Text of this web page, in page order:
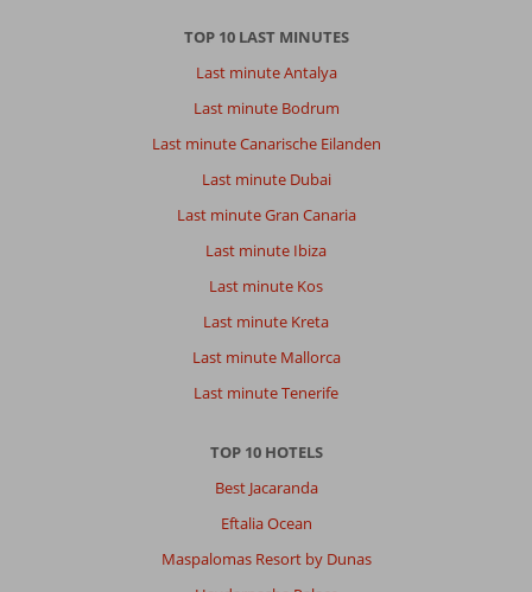
TOP 10 LAST MINUTES
Last minute Antalya
Last minute Bodrum
Last minute Canarische Eilanden
Last minute Dubai
Last minute Gran Canaria
Last minute Ibiza
Last minute Kos
Last minute Kreta
Last minute Mallorca
Last minute Tenerife
TOP 10 HOTELS
Best Jacaranda
Eftalia Ocean
Maspalomas Resort by Dunas